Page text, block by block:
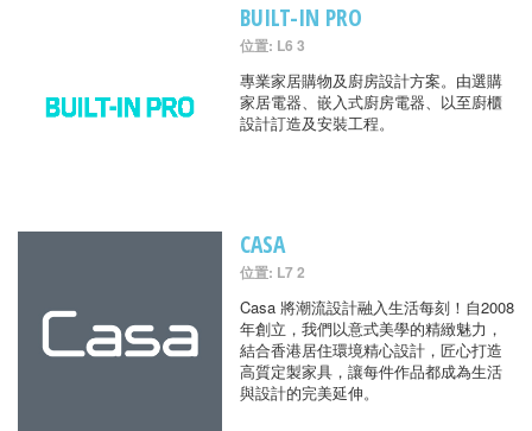
BUILT-IN PRO
位置: L6 3
專業家居購物及廚房設計方案。由選購
家居電器、嵌入式廚房電器、以至廚櫃
設計訂造及安裝工程。
CASA
位置: L7 2
Casa 將潮流設計融入生活每刻！自2008
年創立，我們以意式美學的精緻魅力，
結合香港居住環境精心設計，匠心打造
高質定製家具，讓每件作品都成為生活
與設計的完美延伸。